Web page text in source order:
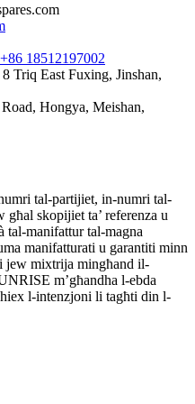
18512197002
Triq East Fuxing, Jinshan,
Hongya, Meishan,
tal-partijiet, in-numri tal-
skopijiet ta’ referenza u
tal-manifattur tal-magna
manifatturati u garantiti minn
jew mixtrija mingħand il-
m’għandha l-ebda
l-intenzjoni li tagħti din l-